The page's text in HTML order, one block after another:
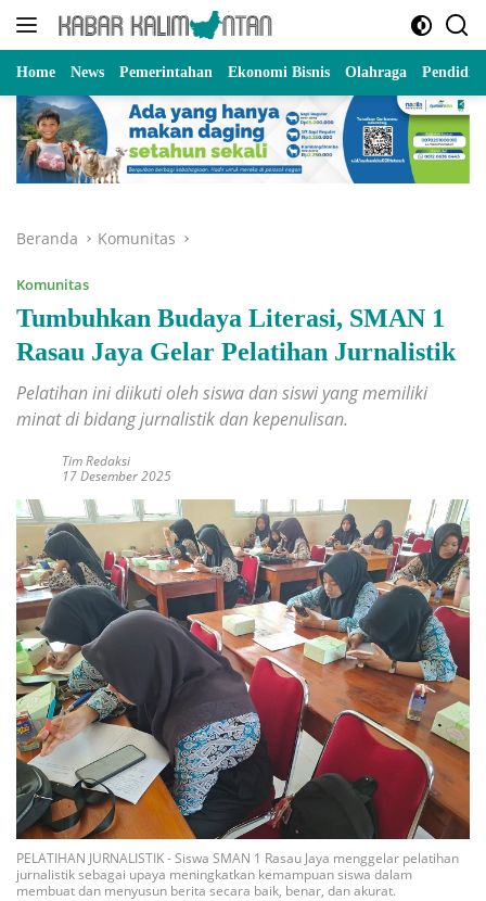
Langsung
Home News Pemerintahan Ekonomi Bisnis Olahraga
Beranda Komunitas
Komunitas
Tumbuhkan Budaya Literasi, SMAN 1
Rasau Jaya Gelar Pelatihan Jurnalistik
Pelatihan ini diikuti oleh siswa dan siswi yang memiliki
minat di bidang jurnalistik dan kepenulisan.
Tim Redaksi
17 Desember 2025
PELATIHAN JURNALISTIK - Siswa SMAN 1 Rasau Jaya menggelar pelatihan
jurnalistik sebagai upaya meningkatkan kemampuan siswa dalam
membuat dan menyusun berita secara baik, benar, dan akurat.